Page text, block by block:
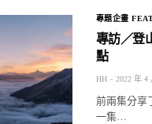
專題企畫
專訪／登
點
HH 2022 年 4
前兩集分享
一集…